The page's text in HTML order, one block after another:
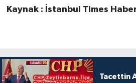
Kaynak : İstanbul Times
Tacettin